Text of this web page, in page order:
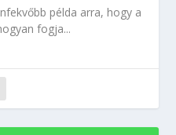
példa arra, hogy a
fogja...